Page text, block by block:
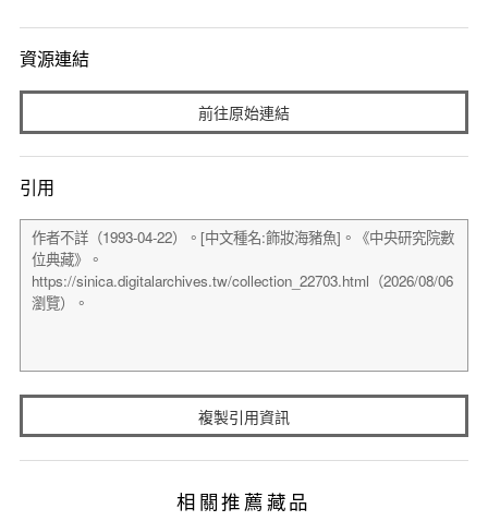
資源連結
前往原始連結
引用
複製引用資訊
相關推薦藏品